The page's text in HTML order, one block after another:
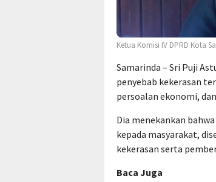
Ketua Komisi IV DPRD Kota
Samarinda – Sri Puji
penyebab kekerasan
persoalan ekonomi,
Dia menekankan
kepada masyarakat,
kekerasan serta
Baca Juga